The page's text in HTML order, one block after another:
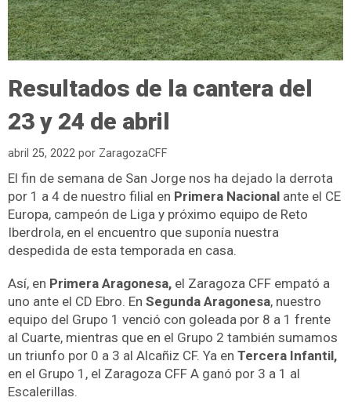
Resultados de la cantera del
23 y 24 de abril
abril 25, 2022 por ZaragozaCFF
El fin de semana de San Jorge nos ha dejado la derrota
por 1 a 4 de nuestro filial en Primera Nacional ante el CE
Europa, campeón de Liga y próximo equipo de Reto
Iberdrola, en el encuentro que suponía nuestra
despedida de esta temporada en casa.
Así, en Primera Aragonesa, el Zaragoza CFF empató a
uno ante el CD Ebro. En Segunda Aragonesa, nuestro
equipo del Grupo 1 venció con goleada por 8 a 1 frente
al Cuarte, mientras que en el Grupo 2 también sumamos
un triunfo por 0 a 3 al Alcañiz CF. Ya en Tercera Infantil,
en el Grupo 1, el Zaragoza CFF A ganó por 3 a 1 al
Escalerillas.